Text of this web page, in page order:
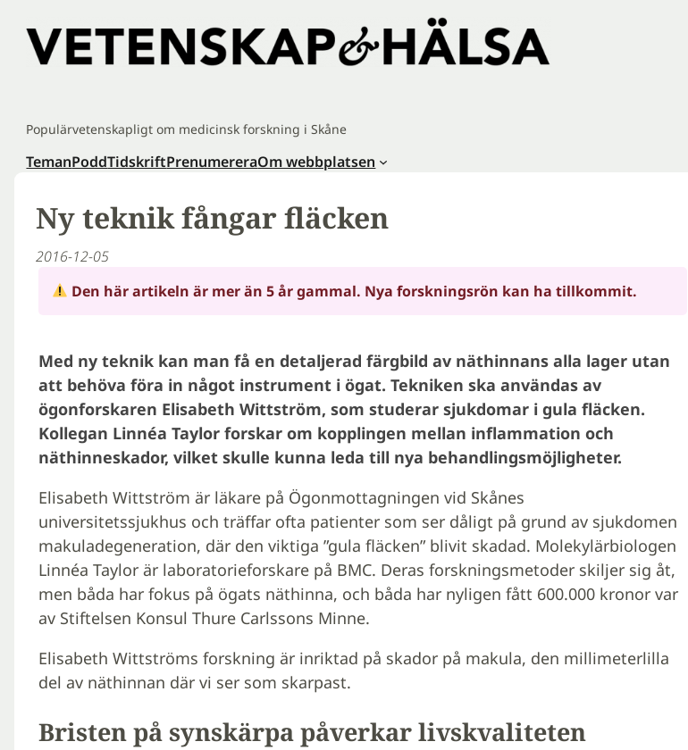
innehåll
Populärvetenskapligt om medicinsk forskning i Skåne
TemanPoddTidskriftPrenumereraOm webbplatsen
Ny teknik fångar fläcken
2016-12-05
Den här artikeln är mer än 5 år gammal. Nya forskningsrön kan ha tillkommit.
Med ny teknik kan man få en detaljerad färgbild av näthinnans alla lager utan
att behöva föra in något instrument i ögat. Tekniken ska användas av
ögonforskaren Elisabeth Wittström, som studerar sjukdomar i gula fläcken.
Kollegan Linnéa Taylor forskar om kopplingen mellan inflammation och
näthinneskador, vilket skulle kunna leda till nya behandlingsmöjligheter.
Elisabeth Wittström är läkare på Ögonmottagningen vid Skånes
universitetssjukhus och träffar ofta patienter som ser dåligt på grund av sjukdomen
makuladegeneration, där den viktiga ”gula fläcken” blivit skadad. Molekylärbiologen
Linnéa Taylor är laboratorieforskare på BMC. Deras forskningsmetoder skiljer sig åt,
men båda har fokus på ögats näthinna, och båda har nyligen fått 600.000 kronor var
av Stiftelsen Konsul Thure Carlssons Minne.
Elisabeth Wittströms forskning är inriktad på skador på makula, den millimeterlilla
del av näthinnan där vi ser som skarpast.
Bristen på synskärpa påverkar livskvaliteten